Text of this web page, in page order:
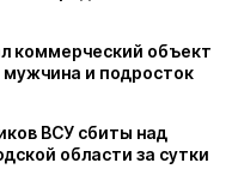
коммерческий объект
мужчина и подросток
ВСУ сбиты над
области за сутки